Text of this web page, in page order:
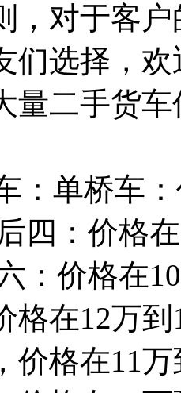
，对于客
们选择，
量二手货
：单桥车
四：价格
：价格在
格在12万
价格在11